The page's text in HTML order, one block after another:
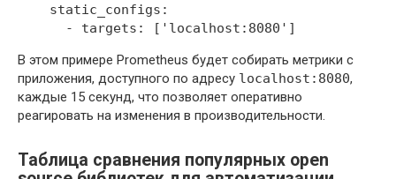
    static_configs:
В этом примере Prometheus будет собирать метрики с
приложения, доступного по адресу localhost:8080,
каждые 15 секунд, что позволяет оперативно
реагировать на изменения в производительности.
Таблица сравнения популярных open